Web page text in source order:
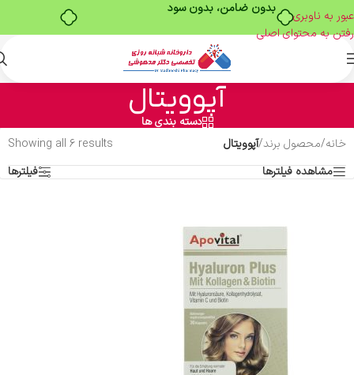
بدون ضامن، بدون سود
عبور به ناوبری
رفتن به محتوای اصلی
آپوویتال
دسته بندی ها
خانه/محصول برند/آپوویتال
Showing all 6 results
مشاهده فیلترها
فیلترها